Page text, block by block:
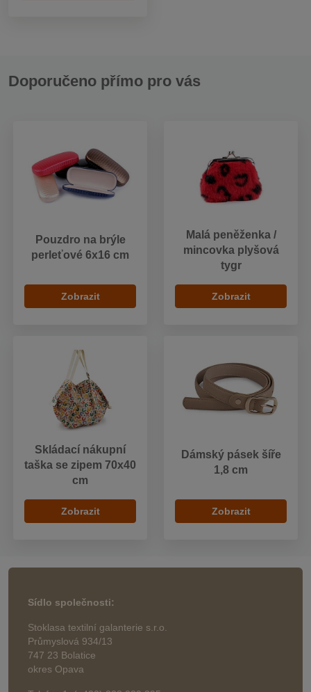
Doporučeno přímo pro vás
Pouzdro na brýle
perleťové 6x16 cm
Zobrazit
Malá peněženka /
mincovka plyšová
tygr
Zobrazit
Skládací nákupní
taška se zipem 70x40
cm
Zobrazit
Dámský pásek šíře
1,8 cm
Zobrazit
Sídlo společnosti:
Stoklasa textilní galanterie s.r.o.
Průmyslová 934/13
747 23 Bolatice
okres Opava